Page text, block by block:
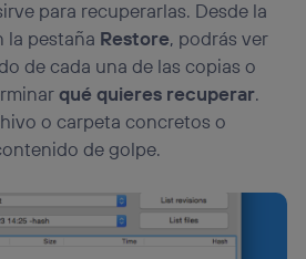
para recuperarlas. Desde la
la pestaña Restore, podrás ver
de cada una de las copias o
qué quieres recuperar.
o carpeta concretos o
de golpe.